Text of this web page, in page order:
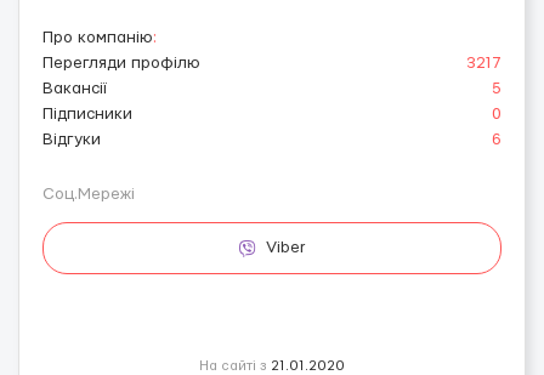
Про компанію:
Перегляди профілю
3217
Вакансії
5
Підписники
0
Відгуки
6
Соц.Мережі
Viber
На сайті з 21.01.2020